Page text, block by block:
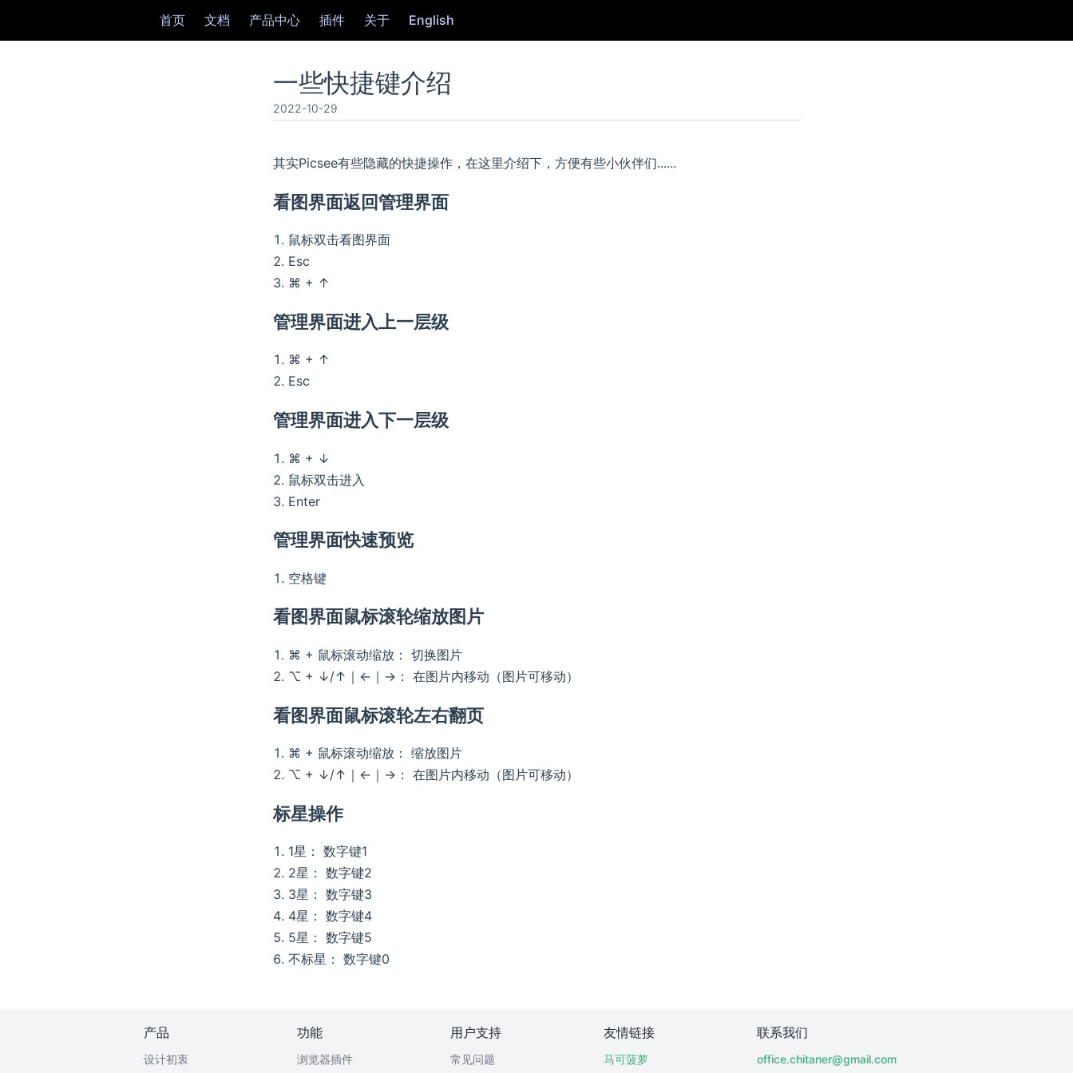
首页 文档 产品中心 插件 关于 English
一些快捷键介绍
2022-10-29
其实Picsee有些隐藏的快捷操作，在这里介绍下，方便有些小伙伴们......
看图界面返回管理界面
鼠标双击看图界面
Esc
⌘ + ↑
管理界面进入上一层级
⌘ + ↑
Esc
管理界面进入下一层级
⌘ + ↓
鼠标双击进入
Enter
管理界面快速预览
空格键
看图界面鼠标滚轮缩放图片
⌘ + 鼠标滚动缩放： 切换图片
⌥ + ↓/↑｜←｜→： 在图片内移动（图片可移动）
看图界面鼠标滚轮左右翻页
⌘ + 鼠标滚动缩放： 缩放图片
⌥ + ↓/↑｜←｜→： 在图片内移动（图片可移动）
标星操作
1星： 数字键1
2星： 数字键2
3星： 数字键3
4星： 数字键4
5星： 数字键5
不标星： 数字键0
产品
设计初衷
功能
浏览器插件
用户支持
常见问题
友情链接
马可菠萝
联系我们
office.chitaner@gmail.com